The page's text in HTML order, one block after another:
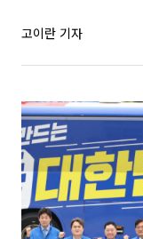
고이란 기자